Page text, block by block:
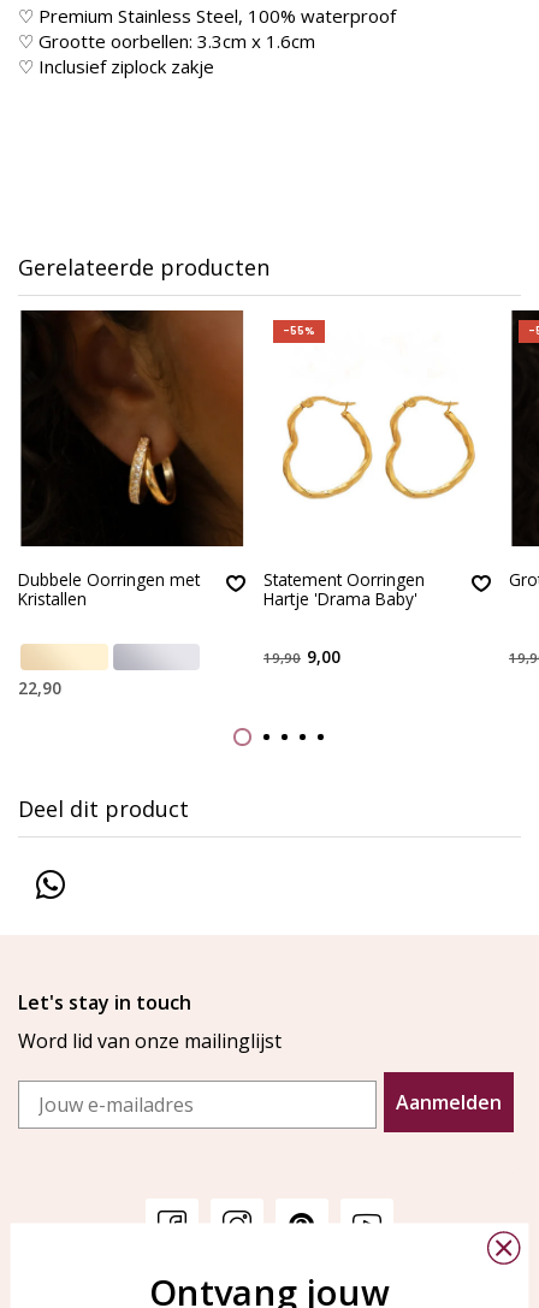
♡ Premium Stainless Steel, 100% waterproof
♡ Grootte oorbellen: 3.3cm x 1.6cm
♡ Inclusief ziplock zakje
Gerelateerde producten
Dubbele Oorringen met
Kristallen
22,90
-55%
Statement Oorringen
Hartje 'Drama Baby'
19,90 9,00
-
Deel dit product
Let's stay in touch
Word lid van onze mailinglijst
Email
Aanmelden
KAYA Sieraden
Ontvang jouw